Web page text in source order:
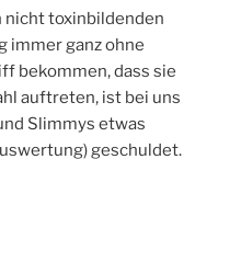
nicht toxinbildenden
immer ganz ohne
bekommen, dass sie
auftreten, ist bei uns
Slimmys etwas
geschuldet.